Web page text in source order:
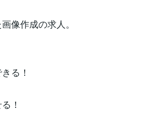
像作成の求人。
る！
！